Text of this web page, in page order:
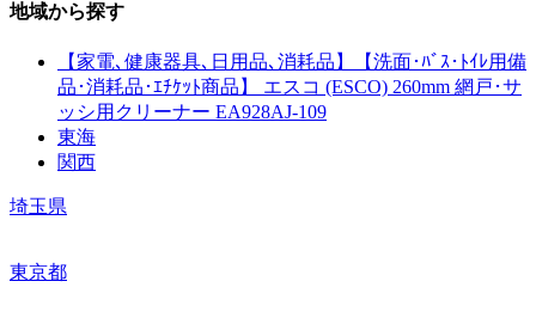
地域から探す
【家電､健康器具､日用品､消耗品】【洗面･ﾊﾞｽ･ﾄｲﾚ用備
品･消耗品･ｴﾁｹｯﾄ商品】 エスコ (ESCO) 260mm 網戸･サ
ッシ用クリーナー EA928AJ-109
東海
関西
埼玉県
東京都